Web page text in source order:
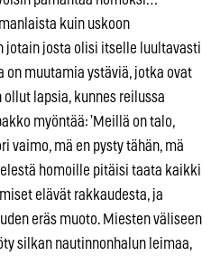
kuin uskoon
jotain josta olisi itselle luultavasti
on muutamia ystäviä, jotka ovat
lapsia, kunnes reilussa
myöntää: ’Meillä on talo,
vaimo, mä en pysty tähän, mä
homoille pitäisi taata kaikki
elävät rakkaudesta, ja
eräs muoto. Miesten väliseen
silkan nautinnonhalun leimaa,